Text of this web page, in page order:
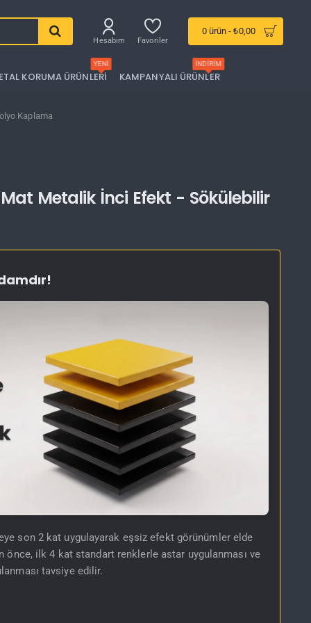
Hesabım Favoriler
0 ürün - ₺0,00
KORUMA ÜRÜNLERI
YENI
KAMPANYALI ÜRÜNLER
İNDIRIM
Kaplama
Metalik İnci Efekt - Sökülebilir
son 2 kat uygulayarak eşsiz efekt görünümler elde
önce, ilk 4 kat standart renklerle astar uygulanması ve
tavsiye edilir.